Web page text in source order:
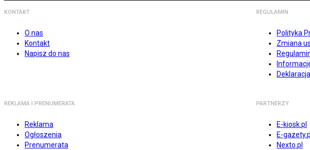
KONTAKT
O nas
Kontakt
Napisz do nas
REGULAMIN
Polityka
Zmiana
REKLAMA I PRENUMERATA
Reklama
Ogłoszenia
Prenumerata
PARTNERZY
E-kiosk.pl
E-gazety.pl
Nexto.pl